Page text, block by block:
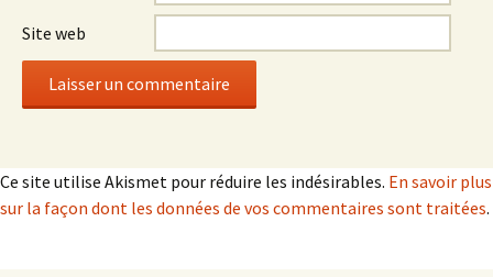
Site web
Ce site utilise Akismet pour réduire les indésirables. En savoir plus
sur la façon dont les données de vos commentaires sont traitées.